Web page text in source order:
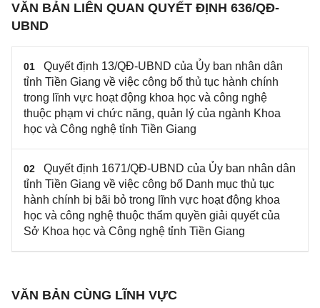
VĂN BẢN LIÊN QUAN QUYẾT ĐỊNH 636/QĐ-
UBND
01
Quyết định 13/QĐ-UBND của Ủy ban nhân dân
tỉnh Tiền Giang về việc công bố thủ tục hành chính
trong lĩnh vực hoạt động khoa học và công nghệ
thuộc phạm vi chức năng, quản lý của ngành Khoa
học và Công nghệ tỉnh Tiền Giang
02
Quyết định 1671/QĐ-UBND của Ủy ban nhân dân
tỉnh Tiền Giang về việc công bố Danh mục thủ tục
hành chính bị bãi bỏ trong lĩnh vực hoạt động khoa
học và công nghệ thuộc thẩm quyền giải quyết của
Sở Khoa học và Công nghệ tỉnh Tiền Giang
VĂN BẢN CÙNG LĨNH VỰC